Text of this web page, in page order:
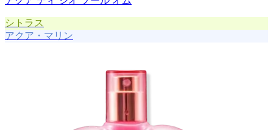
シトラス
アクア・マリン